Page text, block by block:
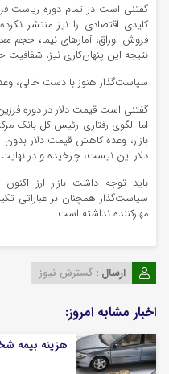
گفتنی است در تمام دوره ریاست
کلیدی اقتصادی را نیز منتشر
فروش اوراق، آمارهای نیما، حجم
نتیجه این پنهان‌کاری نیز، شفافیت
سیاست‌گذار هنوز با دست خالی،
اما الگوی رفتاری رئیس کل بانک
بازار، وعده کاهش قیمت دلار بدون
دلار این نیست، چرخیده و در
باید توجه داشت بازار ارز
سیاست‌گذار همچنان بر عباراتی
مهارکننده نداشته است.
ارسال : گسترش نیوز
اخبار مشابه امروز:
هزینه بیمه